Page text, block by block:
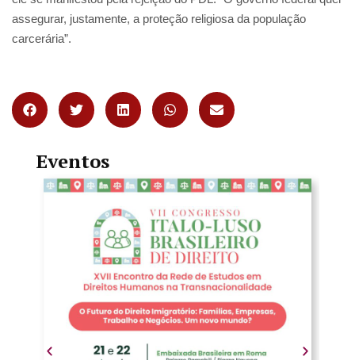
assegurar, justamente, a proteção religiosa da população
carcerária”.
Eventos